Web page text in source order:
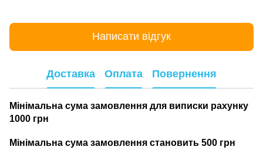
Написати відгук
Доставка Оплата Повернення
Мінімальна сума замовлення для виписки рахунку
1000 грн
Мінімальна сума замовлення становить 500 грн